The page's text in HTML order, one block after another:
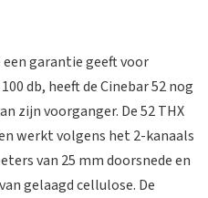
garantie geeft voor
db, heeft de Cinebar 52 nog
zijn voorganger. De 52 THX
werkt volgens het 2-kanaals
van 25 mm doorsnede en
gelaagd cellulose. De